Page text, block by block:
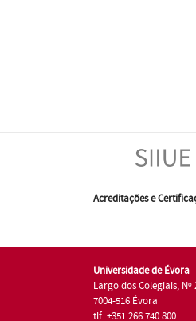
Acreditações e
Universidade de Évora
Largo dos Colegiais, Nº
7004-516 Évora
tlf: +351 266 740 800